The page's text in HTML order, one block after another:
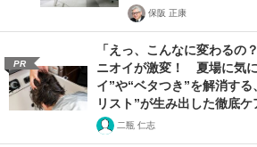
保阪 正康
PR
「えっ、こんなに変わるの
ニオイが激変！ 夏場に気
イ”や“ベタつき”を解消す
リスト”が生み出した徹底ケ
二瓶 仁志